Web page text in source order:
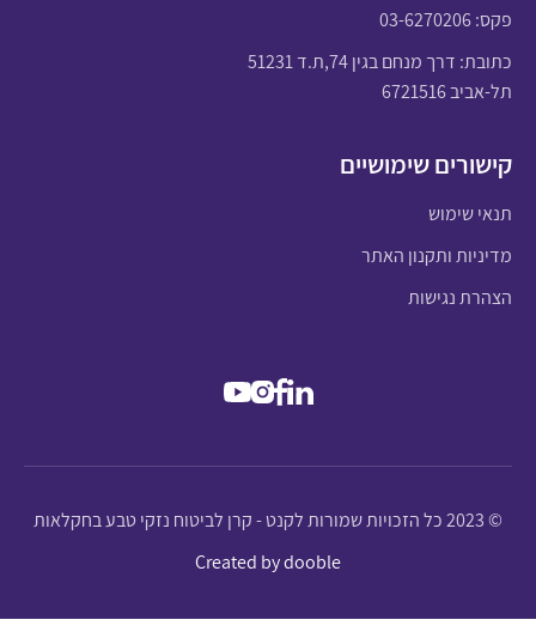
פקס: 03-6270206
כתובת: דרך מנחם בגין 74,ת.ד 51231
תל-אביב 6721516
קישורים שימושיים
תנאי שימוש
מדיניות ותקנון האתר
הצהרת נגישות
© 2023 כל הזכויות שמורות לקנט - קרן לביטוח נזקי טבע בחקלאות
Created by dooble